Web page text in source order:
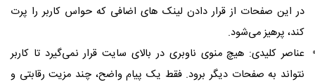
در این صفحات از قرار دادن لینک ‌های اضافی که حواس کاربر را پرت
کند، پرهیز می‌شود.
عناصر کلیدی: هیچ منوی ناوبری در بالای سایت قرار نمی‌گیرد تا کاربر
نتواند به صفحات دیگر برود. فقط یک پیام واضح، چند مزیت رقابتی و